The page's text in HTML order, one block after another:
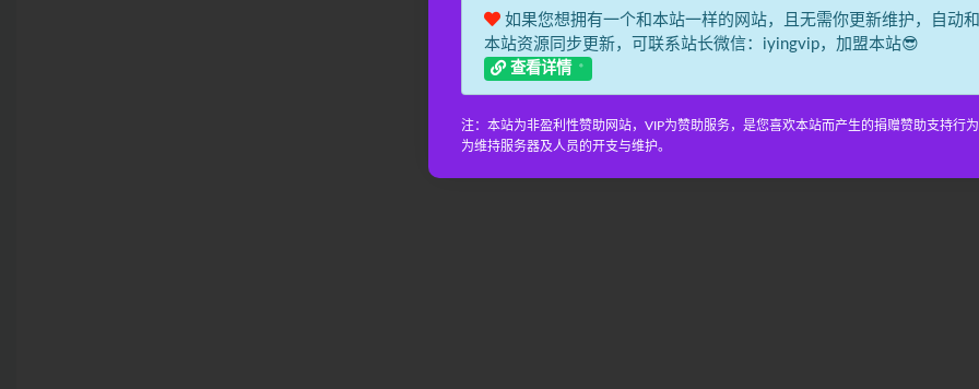
如果您想拥有一个和本站一样的网站，且无需你更新维护，自动和
本站资源同步更新，可联系站长微信：iyingvip，加盟本站😎
查看详情
注：本站为非盈利性赞助网站，VIP为赞助服务，是您喜欢本站而产生的捐赠赞助支持行
为维持服务器及人员的开支与维护。